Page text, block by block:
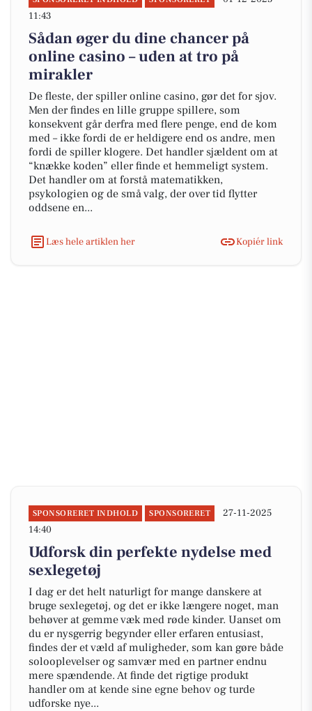
11:43
Sådan øger du dine chancer på
online casino – uden at tro på
mirakler
De fleste, der spiller online casino, gør det for sjov.
Men der findes en lille gruppe spillere, som
konsekvent går derfra med flere penge, end de kom
med – ikke fordi de er heldigere end os andre, men
fordi de spiller klogere. Det handler sjældent om at
“knække koden” eller finde et hemmeligt system.
Det handler om at forstå matematikken,
psykologien og de små valg, der over tid flytter
oddsene en...
Læs hele artiklen her Kopiér link
SPONSORERET INDHOLD SPONSORERET
27-11-2025
14:40
Udforsk din perfekte nydelse med
sexlegetøj
I dag er det helt naturligt for mange danskere at
bruge sexlegetøj, og det er ikke længere noget, man
behøver at gemme væk med røde kinder. Uanset om
du er nysgerrig begynder eller erfaren entusiast,
findes der et væld af muligheder, som kan gøre både
solooplevelser og samvær med en partner endnu
mere spændende. At finde det rigtige produkt
handler om at kende sine egne behov og turde
udforske nye...